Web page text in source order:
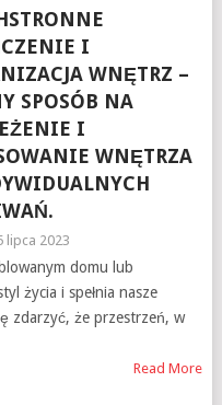
I
WNĘTRZ –
SPOSÓB NA
I
WNĘTRZA
lipca 2023
domu lub
życia i spełnia nasze
zdarzyć, że przestrzeń, w
Read More